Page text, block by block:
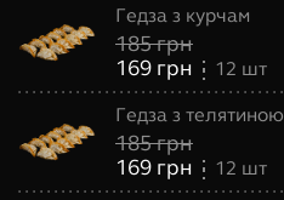
Гедза з курчам
185грн
169 грн 12 шт
Гедза з телятиною
185грн
169 грн 12 шт